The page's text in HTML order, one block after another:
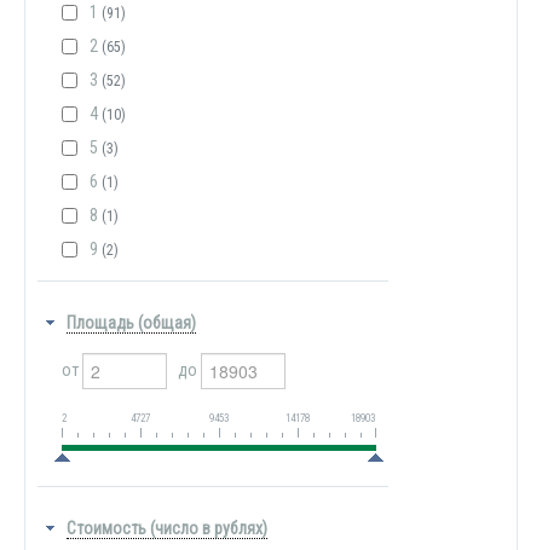
1 (91)
2 (65)
3 (52)
4 (10)
5 (3)
6 (1)
8 (1)
9 (2)
Площадь (общая)
от до
2 4727 9453 14178 18903
Стоимость (число в рублях)